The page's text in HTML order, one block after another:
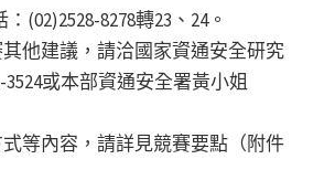
(02)2528-8278轉23、24。
他建議，請洽國家資通安全研究
3524或本部資通安全署黃小姐
等內容，請詳見競賽要點（附件